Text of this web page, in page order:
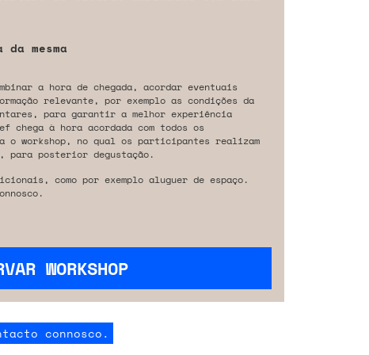
mesma
a hora de chegada, acordar eventuais
relevante, por exemplo as condições da
para garantir a melhor experiência
chega à hora acordada com todos os
o workshop, no qual os participantes realizam
para posterior degustação.
como por exemplo aluguer de espaço.
WORKSHOP
connosco.